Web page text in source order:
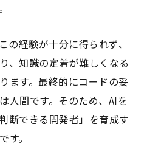
の経験が十分に得られず、
、知識の定着が難しくなる
ます。最終的にコードの妥
人間です。そのため、AIを
断できる開発者」を育成す
す。